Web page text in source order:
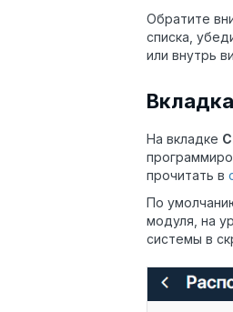
Обратите
списка,
или внутрь
На вкладке
прочитать в
По
модуля, на
системы в